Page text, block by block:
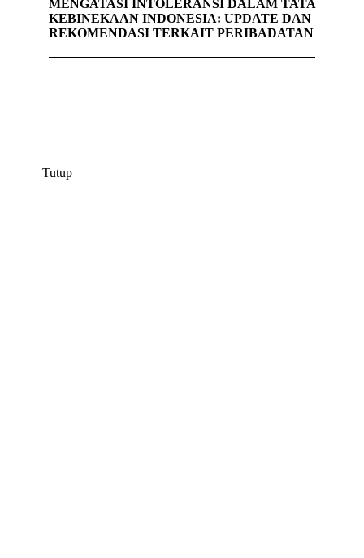
MENGATASI INTOLERANSI DALAM TATA
KEBINEKAAN INDONESIA: UPDATE DAN
REKOMENDASI TERKAIT PERIBADATAN
Tutup